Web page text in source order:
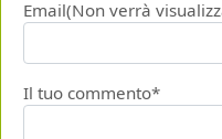
Email(Non verrà
Il tuo commento*